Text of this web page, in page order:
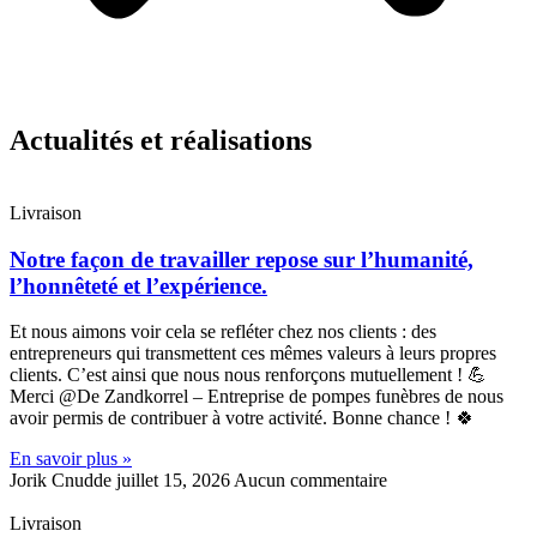
Actualités et réalisations
Livraison
Notre façon de travailler repose sur l’humanité,
l’honnêteté et l’expérience.
Et nous aimons voir cela se refléter chez nos clients : des
entrepreneurs qui transmettent ces mêmes valeurs à leurs propres
clients. C’est ainsi que nous nous renforçons mutuellement ! 💪
Merci @De Zandkorrel – Entreprise de pompes funèbres de nous
avoir permis de contribuer à votre activité. Bonne chance ! 🍀
En savoir plus »
Jorik Cnudde juillet 15, 2026 Aucun commentaire
Livraison